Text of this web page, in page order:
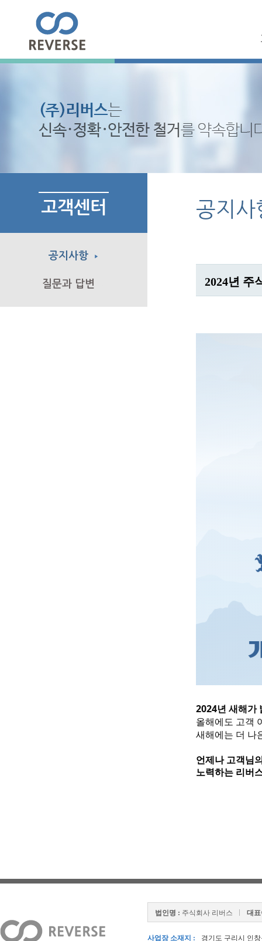
고객센터
공지사항 ▶
질문과 답변
공지사
2024년 주
2024년 새해가
올해에도 고객
새해에는 더 나
언제나 고객님
노력하는 리버
법인명 : 주식회사 리버스 대
사업장 소재지 :
경기도 구리시 인